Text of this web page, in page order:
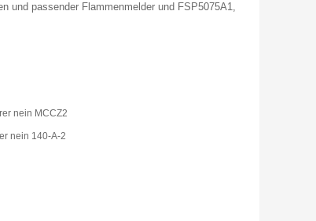
und passender Flammenmelder und FSP5075A1,
nein MCCZ2
nein 140-A-2